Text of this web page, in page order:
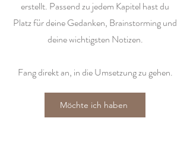
erstellt. Passend zu jedem Kapitel hast du
Platz für deine Gedanken, Brainstorming und
deine wichtigsten Notizen.
Fang direkt an, in die Umsetzung zu gehen.
Möchte ich haben